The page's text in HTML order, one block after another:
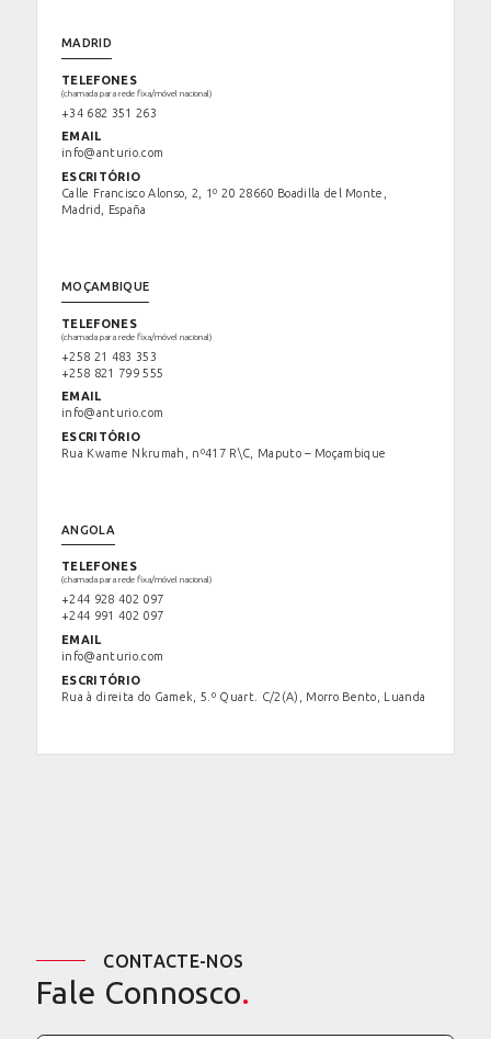
MADRID
TELEFONES
(chamada para rede fixa/móvel nacional)
+34 682 351 263
EMAIL
info@anturio.com
ESCRITÓRIO
Calle Francisco Alonso, 2, 1º 20 28660 Boadilla del Monte,
Madrid, España
MOÇAMBIQUE
TELEFONES
(chamada para rede fixa/móvel nacional)
+258 21 483 353
+258 821 799 555
EMAIL
info@anturio.com
ESCRITÓRIO
Rua Kwame Nkrumah, nº417 R\C, Maputo – Moçambique
ANGOLA
TELEFONES
(chamada para rede fixa/móvel nacional)
+244 928 402 097
+244 991 402 097
EMAIL
info@anturio.com
ESCRITÓRIO
Rua à direita do Gamek, 5.º Quart. C/2(A), Morro Bento, Luanda
CONTACTE-NOS
Fale Connosco.